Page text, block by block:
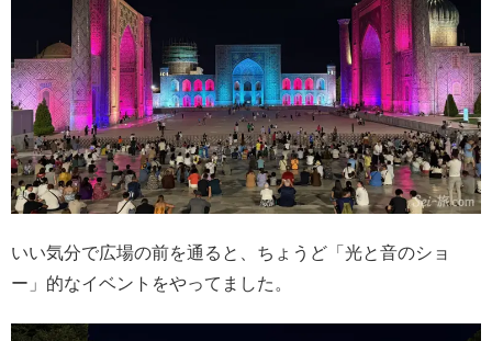
いい気分で広場の前を通ると、ちょうど「光と音のショ
ー」的なイベントをやってました。